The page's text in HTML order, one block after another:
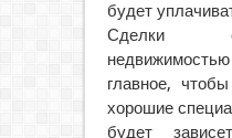
будет
Сделки
главное,
хорошие
будет